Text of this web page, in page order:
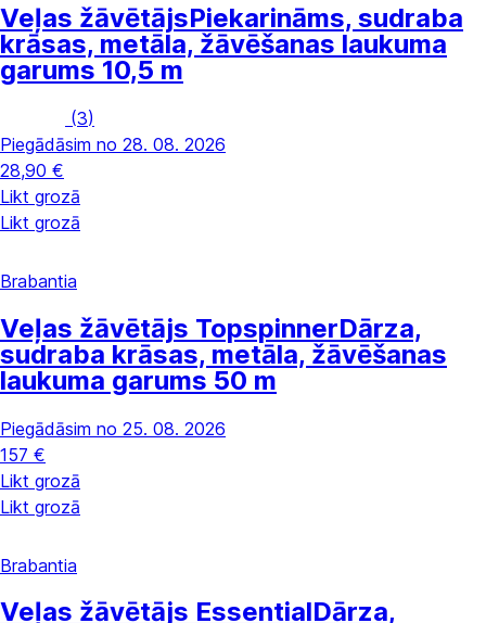
Veļas žāvētājsPiekarināms, sudraba
krāsas, metāla, žāvēšanas laukuma
garums 10,5 m
(3)
Piegādāsim no 28. 08. 2026
28,90 €
Likt grozā
Likt grozā
Brabantia
Veļas žāvētājs TopspinnerDārza,
sudraba krāsas, metāla, žāvēšanas
laukuma garums 50 m
Piegādāsim no 25. 08. 2026
157 €
Likt grozā
Likt grozā
Brabantia
Veļas žāvētājs EssentialDārza,